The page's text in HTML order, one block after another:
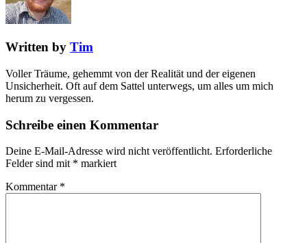
Written by Tim
Voller Träume, gehemmt von der Realität und der eigenen
Unsicherheit. Oft auf dem Sattel unterwegs, um alles um mich
herum zu vergessen.
Schreibe einen Kommentar
Deine E-Mail-Adresse wird nicht veröffentlicht. Erforderliche
Felder sind mit * markiert
Kommentar *